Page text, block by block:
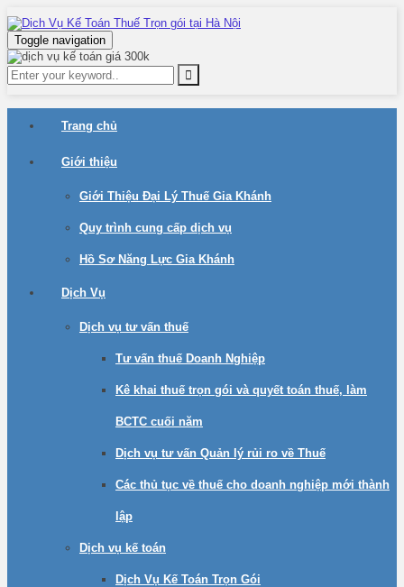
Toggle navigation
Trang chủ
Giới thiệu
Giới Thiệu Đại Lý Thuế Gia Khánh
Quy trình cung cấp dịch vụ
Hồ Sơ Năng Lực Gia Khánh
Dịch Vụ
Dịch vụ tư vấn thuế
Tư vấn thuế Doanh Nghiệp
Kê khai thuế trọn gói và quyết toán thuế, làm
BCTC cuối năm
Dịch vụ tư vấn Quản lý rủi ro về Thuế
Các thủ tục về thuế cho doanh nghiệp mới thành
lập
Dịch vụ kế toán
Dịch Vụ Kế Toán Trọn Gói